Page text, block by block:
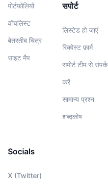
पोर्टफोलियो
वॉचलिस्‍ट
बेतरतीब चित्र
साइट मैप
सपोर्ट
लिस्टेड हो जाएं
रिक्वेस्ट फ़ार्म
सपोर्ट टीम से संपर्क
करें
सामान्य प्रश्न
शब्दकोष
Socials
X (Twitter)